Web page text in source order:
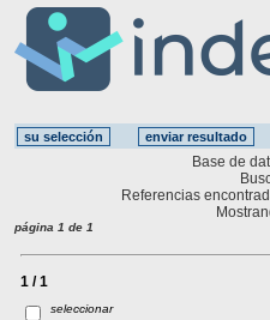
Base de
Referencias
página 1 de 1
1 / 1
seleccionar